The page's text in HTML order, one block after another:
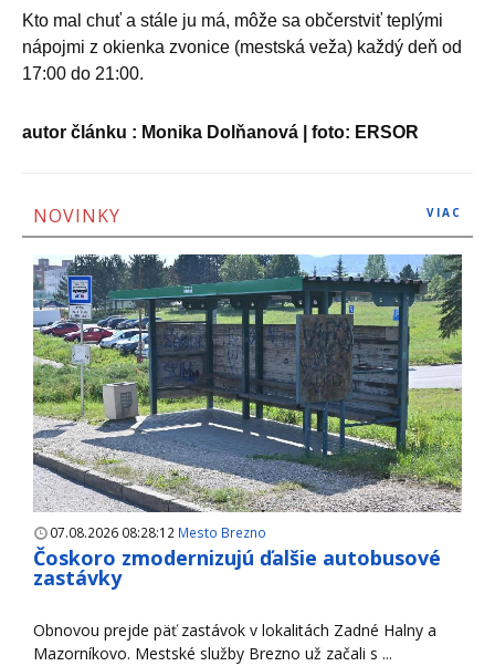
Kto mal chuť a stále ju má, môže sa občerstviť teplými
nápojmi z okienka zvonice (mestská veža) každý deň od
17:00 do 21:00.
autor článku : Monika Dolňanová | foto: ERSOR
NOVINKY VIAC
07.08.2026 08:28:12 Mesto Brezno
Čoskoro zmodernizujú ďalšie autobusové
zastávky
Obnovou prejde päť zastávok v lokalitách Zadné Halny a
Mazorníkovo. Mestské služby Brezno už začali s ...